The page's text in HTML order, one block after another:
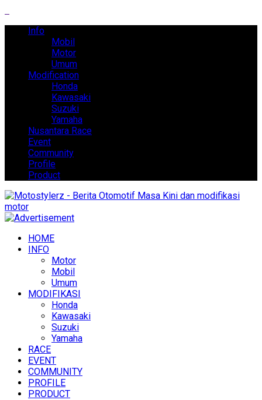
Info
Mobil
Motor
Umum
Modification
Honda
Kawasaki
Suzuki
Yamaha
Nusantara Race
Event
Community
Profile
Product
HOME
INFO
Motor
Mobil
Umum
MODIFIKASI
Honda
Kawasaki
Suzuki
Yamaha
RACE
EVENT
COMMUNITY
PROFILE
PRODUCT